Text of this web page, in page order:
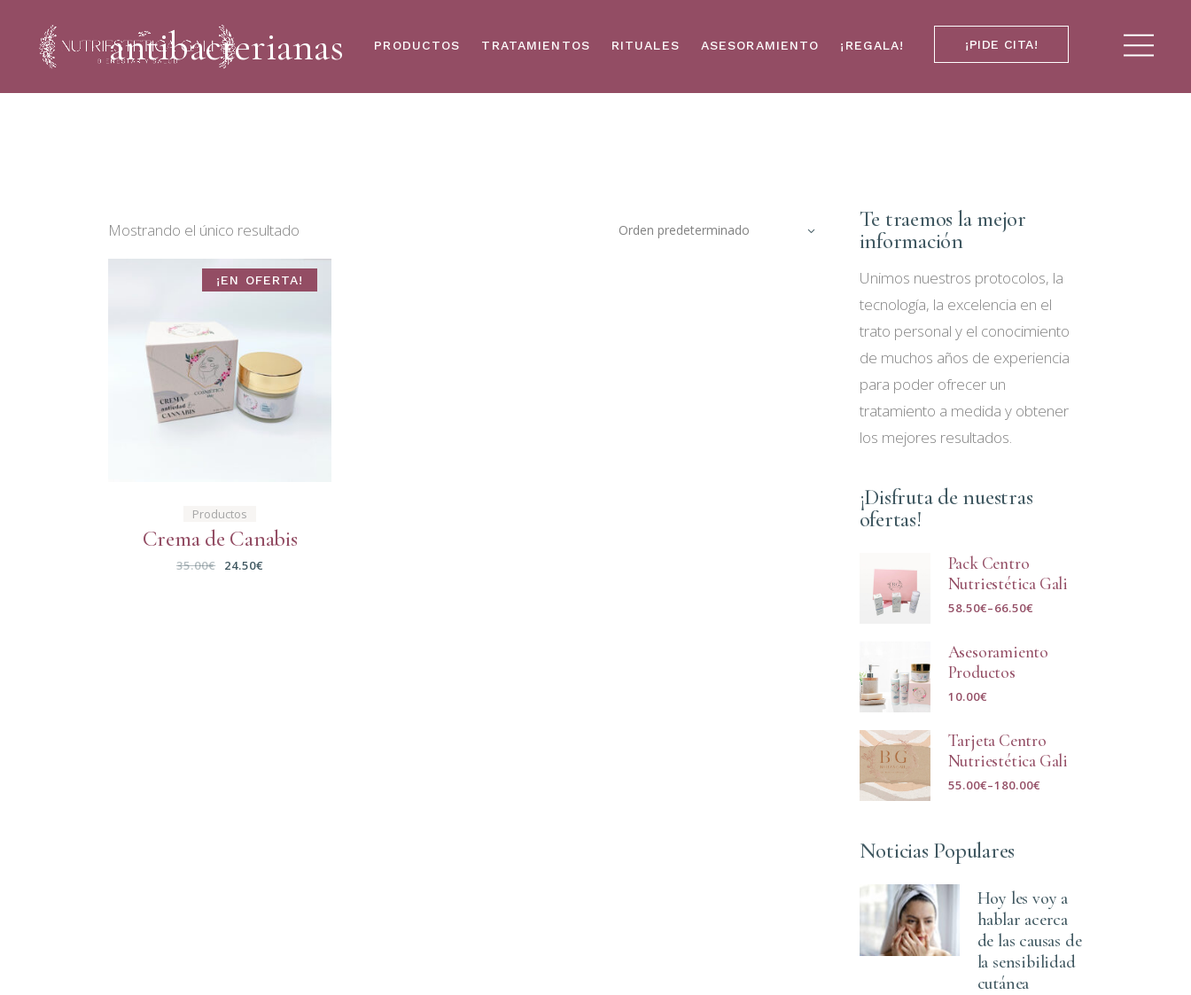
PRODUCTOS TRATAMIENTOS RITUALES ASESORAMIENTO ¡REGALA! ¡PIDE CITA!
antibacterianas
Mostrando el único resultado Orden predeterminado
¡EN OFERTA!
Productos
Crema de Canabis
35.00€ El
24.50€
El
Te traemos la mejor
información
Unimos nuestros protocolos, la
tecnología, la excelencia en el
trato personal y el conocimiento
de muchos años de experiencia
para poder ofrecer un
tratamiento a medida y obtener
los mejores resultados.
¡Disfruta de nuestras
ofertas!
Pack Centro
Nutriestética Gali
58.50€–66.50€
Asesoramiento
Productos
10.00€
Tarjeta Centro
Nutriestética Gali
55.00€–180.00€
Noticias Populares
Hoy les voy a
hablar acerca
de las causas de
la sensibilidad
cutánea